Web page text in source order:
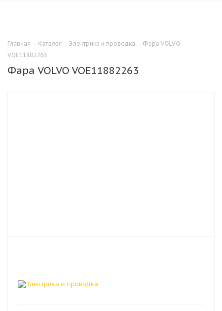
Главная - Каталог - Электрика и проводка - Фара VOLVO
VOE11882263
Фара VOLVO VOE11882263